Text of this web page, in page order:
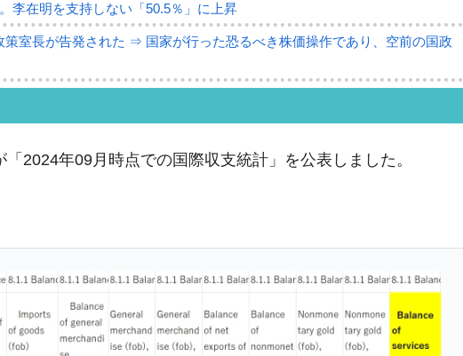
李在明を支持しない「50.5％」に上昇
策室長が告発された ⇒ 国家が行った恐るべき株価操作であり、空前の国政
常増加させる ⇒ 中国の過剰生産が世界を蝕む。
」のウラで他業種は全般的「不調」⇒ PSIが示す現況は決して良くない。
進！ 日米の協調に韓国がいっちょがみしたのでは。
助金を全廃 ⇒ 実は韓国で『BYD』車は売れている。6カ月で対前年同期比
「2024年09月時点での国際収支統計」を公表しました。